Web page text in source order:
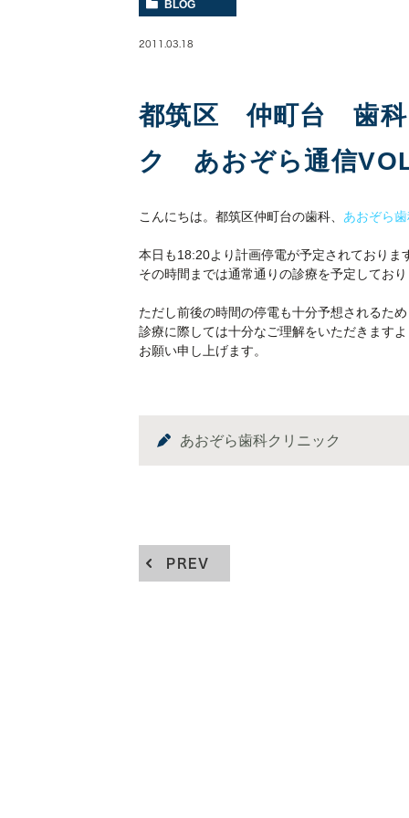
BLOG
2011.03.18
都筑区 仲町台 歯
ク あおぞら通信
こんにちは。都筑区仲町台の歯科、 あおぞら
本日も18:20より計画停電が予定されておりま
その時間までは通常通りの診療を予定してお
ただし前後の時間の停電も十分予想されるため
診療に際しては十分なご理解をいただきます
お願い申し上げます。
あおぞら歯科クリニック
PREV